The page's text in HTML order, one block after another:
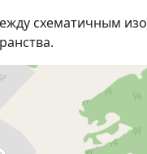
схематичным